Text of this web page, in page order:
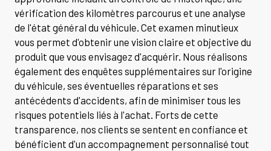
vérification des kilomètres parcourus et une analyse
de l'état général du véhicule. Cet examen minutieux
vous permet d'obtenir une vision claire et objective du
produit que vous envisagez d'acquérir. Nous réalisons
également des enquêtes supplémentaires sur l'origine
du véhicule, ses éventuelles réparations et ses
antécédents d'accidents, afin de minimiser tous les
risques potentiels liés à l'achat. Forts de cette
transparence, nos clients se sentent en confiance et
bénéficient d'un accompagnement personnalisé tout